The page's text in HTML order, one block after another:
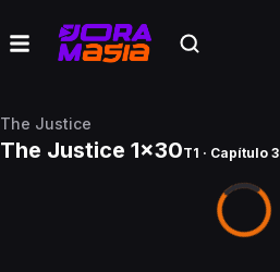
The Justice
The Justice 1x30T1 · Capítulo